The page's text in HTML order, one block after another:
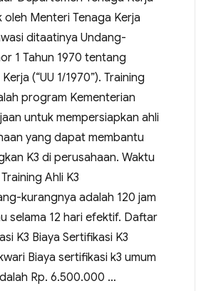
oleh Menteri Tenaga Kerja
ditaatinya Undang-
1 Tahun 1970 tentang
(“UU 1/1970”). Training
program Kementerian
untuk mempersiapkan ahli
yang dapat membantu
K3 di perusahaan. Waktu
Ahli K3
kurangnya adalah 120 jam
selama 12 hari efektif. Daftar
K3 Biaya Sertifikasi K3
Biaya sertifikasi k3 umum
Rp. 6.500.000 …